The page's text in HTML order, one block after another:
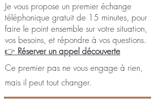
Je vous propose un premier échange
téléphonique gratuit de 15 minutes, pour
faire le point ensemble sur votre situation,
vos besoins, et répondre à vos questions.
👉 Réserver un appel découverte
Ce premier pas ne vous engage à rien,
mais il peut tout changer.